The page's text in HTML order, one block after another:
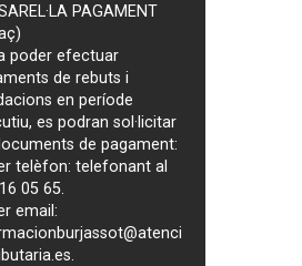
PAGAMENT
poder efectuar
derebuts i
en període
, es podransol·licitar
de pagament:
telèfon: telefonant al
05 65.
email:
.